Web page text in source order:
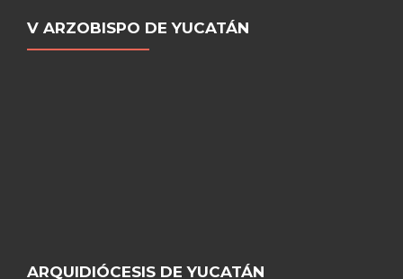
V ARZOBISPO DE YUCATÁN
ARQUIDIÓCESIS DE YUCATÁN